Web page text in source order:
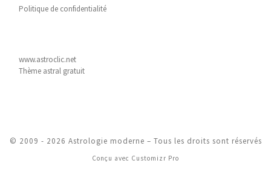
Politique de confidentialité
www.astroclic.net
Thème astral gratuit
© 2009 - 2026 Astrologie moderne – Tous les droits sont réservés
Conçu avec Customizr Pro